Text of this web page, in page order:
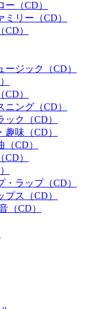
（CD）
ミリー（CD）
）
ージック（CD）
CD）
ニング（CD）
ック（CD）
趣味（CD）
CD）
）
・ラップ（CD）
プス（CD）
（CD）